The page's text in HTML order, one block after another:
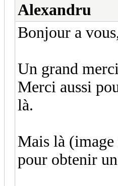
Alexandru
Bonjour a
Un grand
Merci aussi
là.
Mais là (image
pour obtenir